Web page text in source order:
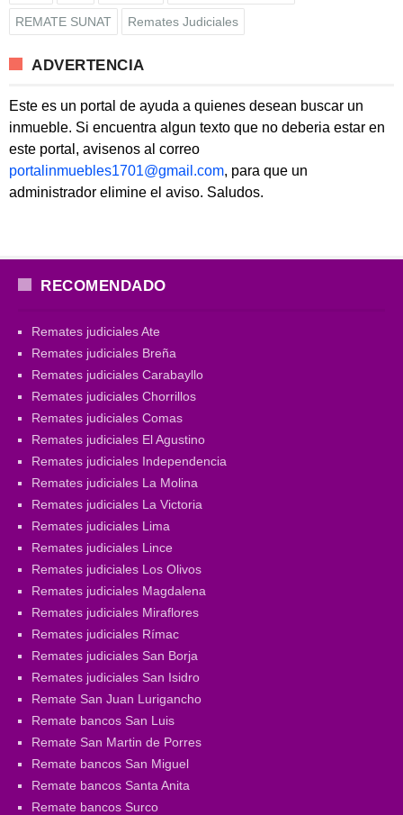
REMATE SUNAT Remates Judiciales
ADVERTENCIA
Este es un portal de ayuda a quienes desean buscar un
inmueble. Si encuentra algun texto que no deberia estar en
este portal, avisenos al correo
portalinmuebles1701@gmail.com, para que un
administrador elimine el aviso. Saludos.
RECOMENDADO
Remates judiciales Ate
Remates judiciales Breña
Remates judiciales Carabayllo
Remates judiciales Chorrillos
Remates judiciales Comas
Remates judiciales El Agustino
Remates judiciales Independencia
Remates judiciales La Molina
Remates judiciales La Victoria
Remates judiciales Lima
Remates judiciales Lince
Remates judiciales Los Olivos
Remates judiciales Magdalena
Remates judiciales Miraflores
Remates judiciales Rímac
Remates judiciales San Borja
Remates judiciales San Isidro
Remate San Juan Lurigancho
Remate bancos San Luis
Remate San Martin de Porres
Remate bancos San Miguel
Remate bancos Santa Anita
Remate bancos Surco